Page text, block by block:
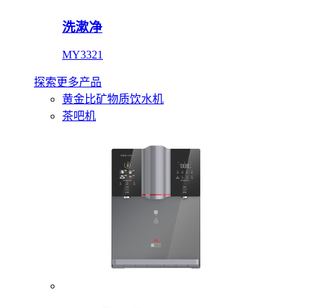
洗漱净
MY3321
探索更多产品
黄金比矿物质饮水机
茶吧机